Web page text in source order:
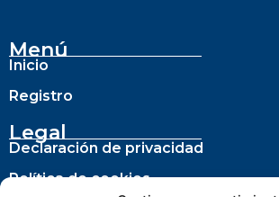
Menú
Inicio
Registro
Legal
Declaración de privacidad
Política de cookies